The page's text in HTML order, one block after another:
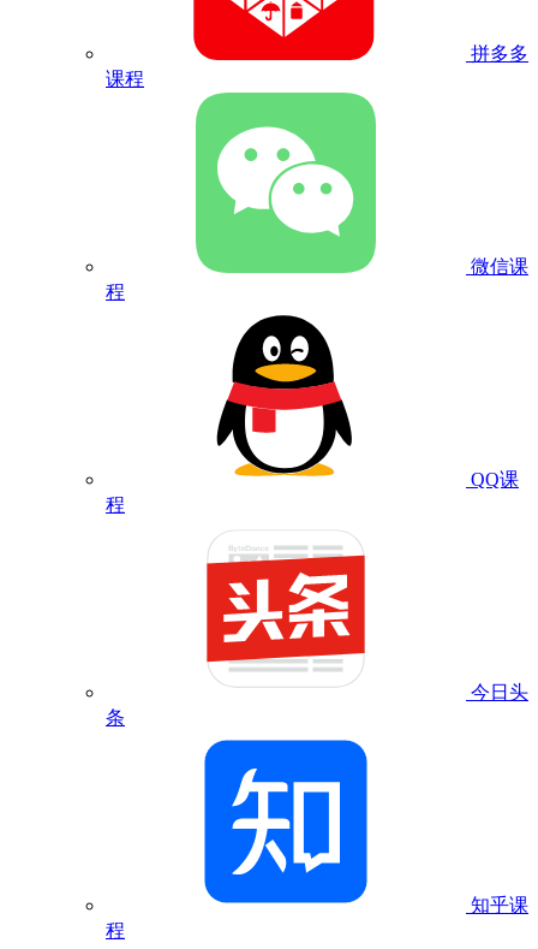
拼多多
课程
微信课
程
QQ课
程
今日头
条
知乎课
程